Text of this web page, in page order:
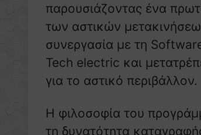
παρουσιάζοντας ένα
των αστικών
συνεργασία με τη
Tech electric και
για το αστικό περιβάλλον.
Η φιλοσοφία του
τη δυνατότητα